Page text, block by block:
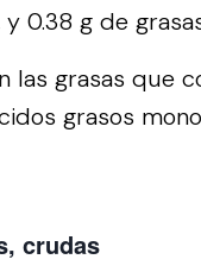
0.38 g de
las grasas que
grasos